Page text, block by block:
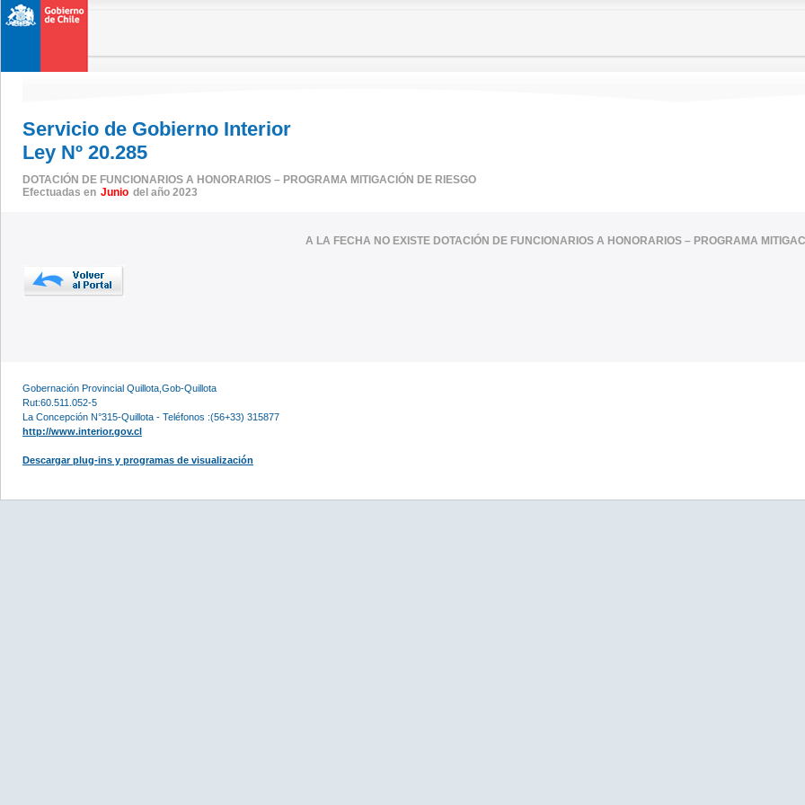
Servicio de Gobierno Interior
Ley Nº 20.285
DOTACIÓN DE FUNCIONARIOS A HONORARIOS – PROGRAMA MITIGACIÓN DE RIESGO
Efectuadas en Junio del año 2023
A LA FECHA NO EXISTE DOTACIÓN DE FUNCIONARIOS A HONORARIOS – PROGRAMA
Gobernación Provincial Quillota,Gob-Quillota
Rut:60.511.052-5
La Concepción N°315-Quillota - Teléfonos :(56+33) 315877
http://www.interior.gov.cl
Descargar plug-ins y programas de visualización